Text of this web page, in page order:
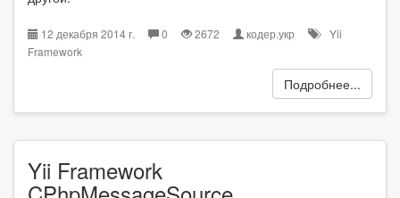
12 декабря 2014 г. 0 2672 кодер.укр
Yii
Framework
Подробнее...
Yii Framework